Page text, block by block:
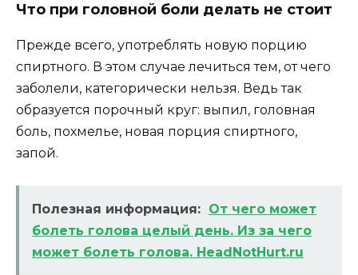
Что при головной боли делать не стоит
Прежде всего, употреблять новую порцию
спиртного. В этом случае лечиться тем, от чего
заболели, категорически нельзя. Ведь так
образуется порочный круг: выпил, головная
боль, похмелье, новая порция спиртного,
запой.
Полезная информация: От чего может
болеть голова целый день. Из за чего
может болеть голова. HeadNotHurt.ru